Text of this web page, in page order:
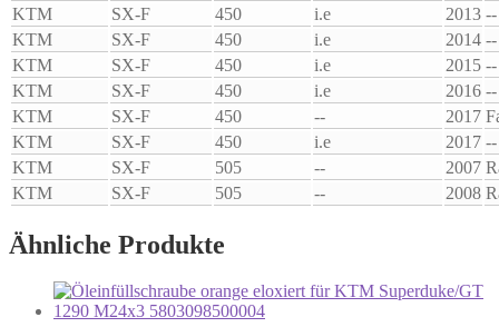
KTM
SX-F 450 i.e 2013 --
KTM
SX-F 450 i.e 2014 --
KTM
SX-F 450 i.e 2015 --
KTM
SX-F 450 i.e 2016 --
KTM
SX-F 450 -- 2017
KTM
SX-F 450 i.e 2017 --
KTM
SX-F 505 -- 2007
KTM
SX-F 505 -- 2008
Ähnliche Produkte